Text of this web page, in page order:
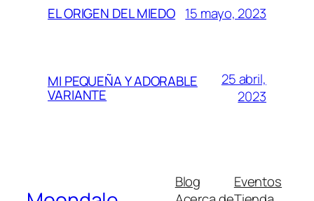
EL ORIGEN DEL MIEDO 15 mayo, 2023
MI PEQUEÑA Y ADORABLE
VARIANTE
25 abril,
2023
Blog
Eventos